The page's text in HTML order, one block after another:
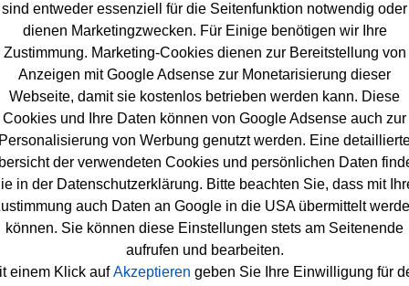
Gewinnspiele Technik Gewinnspiele>
Das Kraftwerk
gewinnen
Gewinnspiel -
Das Kraftwerk Gewinnspiel zu Ostern 2025 auf
gewinnspiel für alle, die gern ein tolles
Balkonkraftwerk
Das Kraftwerk verlost eine Solaranlage für den Balkon mit
sind entweder essenziell für die Seitenfunktion notwendig oder
dienen Marketingzwecken. Für Einige benötigen wir Ihre
Zustimmung. Marketing-Cookies dienen zur Bereitstellung von
Anzeigen mit Google Adsense zur Monetarisierung dieser
Webseite, damit sie kostenlos betrieben werden kann. Diese
Cookies und Ihre Daten können von Google Adsense auch zur
Personalisierung von Werbung genutzt werden. Eine
der verwendeten Cookies und persönlichen Daten
in der Datenschutzerklärung. Bitte beachten Sie, dass mit
auch Daten an Google in die USA übermittelt
können. Sie können diese Einstellungen stets am Seitenende
aufrufen und bearbeiten.
einem Klick aufAkzeptieren geben Sie Ihre Einwilligung für